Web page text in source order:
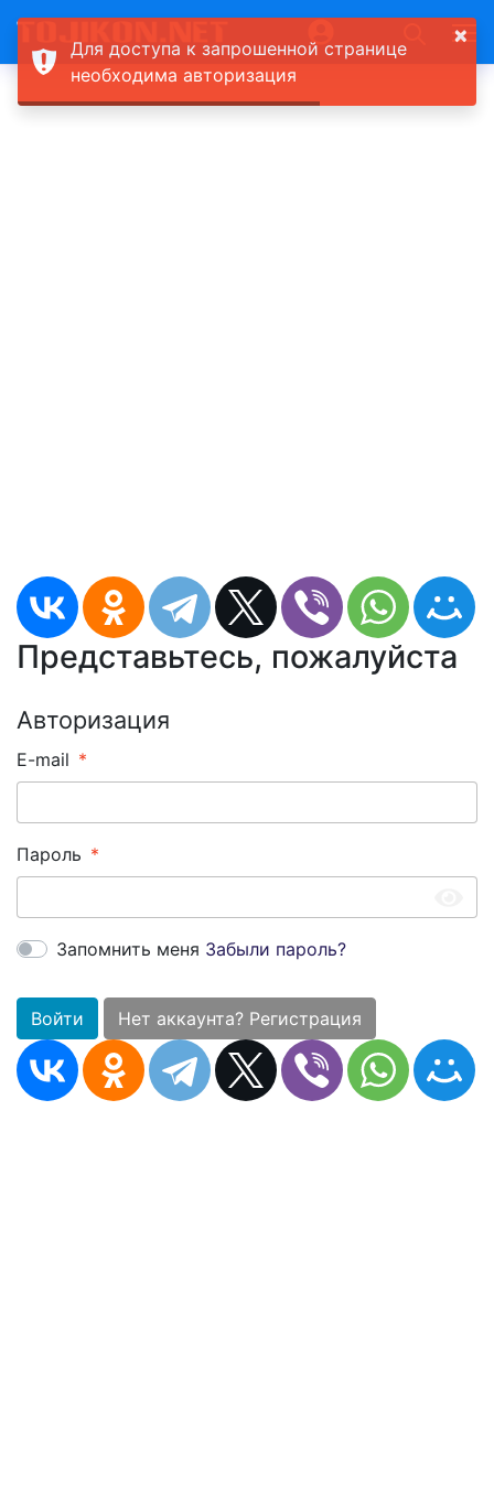
Представьтесь, пожалуйста
Авторизация
E-mail
Пароль
Запомнить меня Забыли пароль?
Войти Нет аккаунта? Регистрация
×
Для доступа к запрошенной странице
необходима авторизация